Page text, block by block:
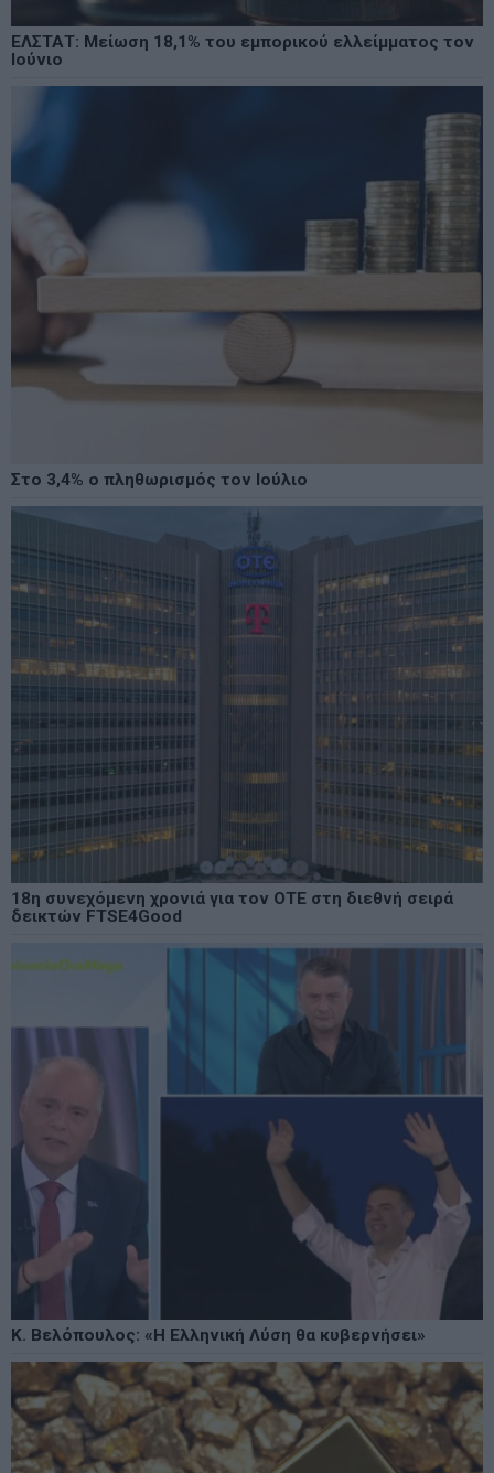
ΕΛΣΤΑΤ: Μείωση 18,1% του εμπορικού ελλείμματος τον
Ιούνιο
Στο 3,4% ο πληθωρισμός τον Ιούλιο
18η συνεχόμενη χρονιά για τον ΟΤΕ στη διεθνή σειρά
δεικτών FTSE4Good
Κ. Βελόπουλος: «Η Ελληνική Λύση θα κυβερνήσει»